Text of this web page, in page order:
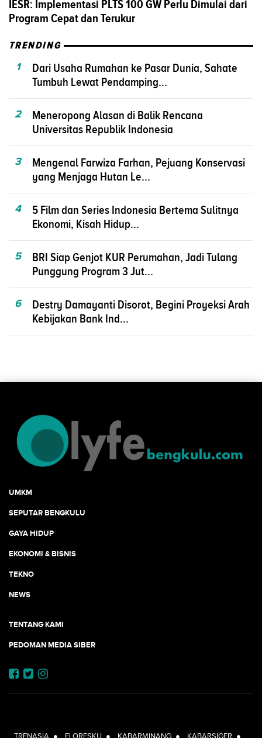
IESR: Implementasi PLTS 100 GW Perlu Dimulai dari
Program Cepat dan Terukur
TRENDING
1
Dari Usaha Rumahan ke Pasar Dunia, Sahate
Tumbuh Lewat Pendamping...
2
Meneropong Alasan di Balik Rencana
Universitas Republik Indonesia
3
Mengenal Farwiza Farhan, Pejuang Konservasi
yang Menjaga Hutan Le...
4
5 Film dan Series Indonesia Bertema Sulitnya
Ekonomi, Kisah Hidup...
5
BRI Siap Genjot KUR Perumahan, Jadi Tulang
Punggung Program 3 Jut...
6
Destry Damayanti Disorot, Begini Proyeksi Arah
Kebijakan Bank Ind...
UMKM
SEPUTAR BENGKULU
GAYA HIDUP
EKONOMI & BISNIS
TEKNO
NEWS
TENTANG KAMI
PEDOMAN MEDIA SIBER
TRENASIA ● FLORESKU ● KABARMINANG ● KABARSIGER ●